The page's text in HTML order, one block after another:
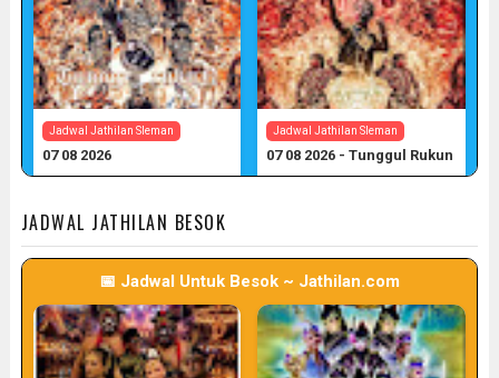
Jadwal Jathilan Sleman
07 08 2026
Jadwal Jathilan Sleman
07 08 2026 - Tunggul Rukun
JADWAL JATHILAN BESOK
📅 Jadwal Untuk Besok ~ Jathilan.com